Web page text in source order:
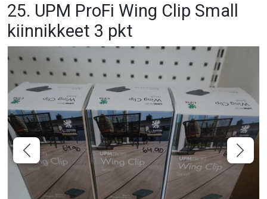
25. UPM ProFi Wing Clip Small
kiinnikkeet 3 pkt